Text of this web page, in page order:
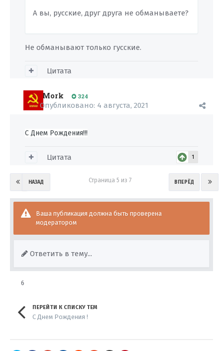
А вы, русские, друг друга не обманываете?
Не обманывают только гусские.
Цитата
Mork 324
Опубликовано: 4 августа, 2021
С Днем Рождения!!!
1
Цитата
НАЗАД ВПЕРЁД
Страница 5 из 7
Ваша публикация должна быть проверена
модератором
Ответить в тему...
6
ПЕРЕЙТИ К СПИСКУ ТЕМ
С Днем Рождения !